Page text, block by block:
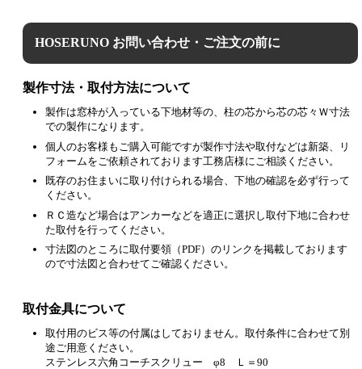
HOSERUNO お問い合わせ・ご注文の前に
製作寸法・取付方法について
製作は窓枠が入っている下地材等の、柱の芯から芯の芯々Ｗ寸法
での製作になります。
個人のお客様もご購入可能ですが製作寸法や取付などは新築、リ
フォームをご依頼されております工務店様にご相談ください。
既存のお住まいに取り付けられる場合、下地の確認を必ず行って
ください。
ＲＣ造など場合はアンカーなどを適正に選択し取付下地に合わせ
た取付を行ってください。
寸法図のところに取付要領（PDF）のリンクを掲載しております
ので寸法図と合わせてご確認ください。
取付金具について
取付用のビス等の付属はしておりません。取付条件に合わせて別
途ご用意ください。
ステンレス六角コーチスクリュー φ8 Ｌ＝90